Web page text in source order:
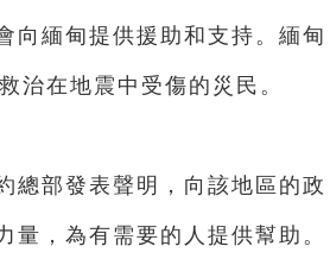
向緬甸提供援助和支持。緬甸
治在地震中受傷的災民。
總部發表聲明，向該地區的政
，為有需要的人提供幫助。